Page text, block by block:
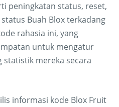
peningkatan status, reset,
Buah Blox terkadang
rahasia ini, yang
untuk mengatur
mereka secara
informasi kode Blox Fruit